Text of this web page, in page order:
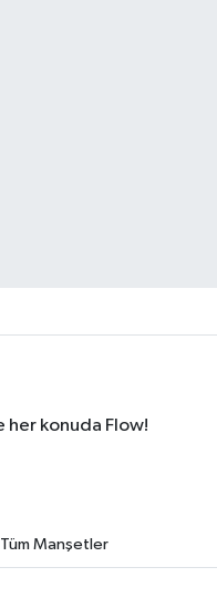
her konuda Flow!
Tüm Manşetler